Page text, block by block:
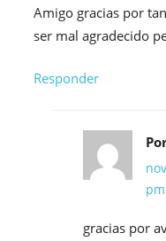
Amigo gracias por
ser mal agradecido
Responder
pm
gracias por